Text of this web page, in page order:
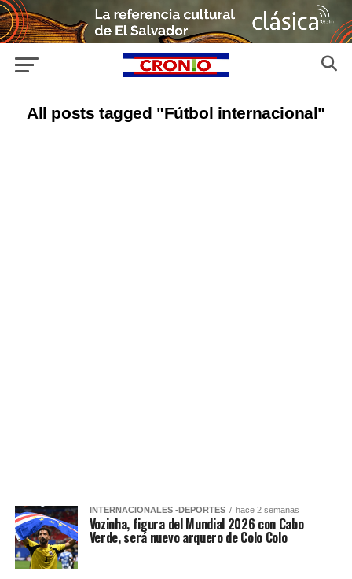
All posts tagged "Fútbol internacional"
INTERNACIONALES -DEPORTES hace 2 semanas
Vozinha, figura del Mundial 2026 con Cabo
Verde, será nuevo arquero de Colo Colo